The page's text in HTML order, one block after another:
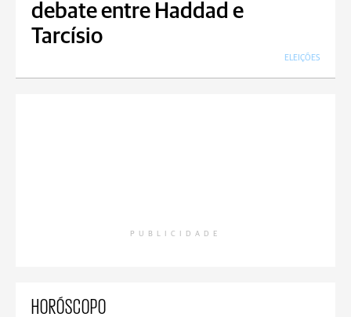
debate entre Haddad e
Tarcísio
ELEIÇÕES
PUBLICIDADE
HORÓSCOPO